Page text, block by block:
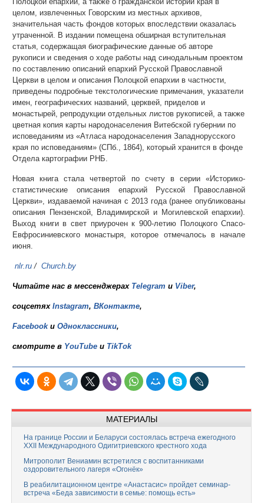
целом, извлеченных Говорским из местных архивов,
значительная часть фондов которых впоследствии оказалась
утраченной. В издании помещена обширная вступительная
статья, содержащая биографические данные об авторе
рукописи и сведения о ходе работы над синодальным проектом
по составлению описаний епархий Русской Православной
Церкви в целом и описания Полоцкой епархии в частности,
приведены подробные текстологические примечания, указатели
имен, географических названий, церквей, приделов и
монастырей, репродукции отдельных листов рукописей, а также
цветная копия карты народонаселения Витебской губернии по
исповеданиям из «Атласа народонаселения Западнорусского
края по исповеданиям» (СПб., 1864), который хранится в фонде
Отдела картографии РНБ.
Новая книга стала четвертой по счету в серии «Историко-
статистические описания епархий Русской Православной
Церкви», издаваемой начиная с 2013 года (ранее опубликованы
описания Пензенской, Владимирской и Могилевской епархии).
Выход книги в свет приурочен к 900-летию Полоцкого Спасо-
Евфросиниевского монастыря, которое отмечалось в начале
июня.
nlr.ru / Church.by
Читайте нас в мессенджерах Telegram и Viber,
соцсетях Instagram, ВКонтакте,
Facebookи Одноклассники,
смотрите в YouTube и TikTok
МАТЕРИАЛЫ
На границе России и Беларуси состоялась встреча ежегодного
XXII Международного Одигитриевского крестного хода
Митрополит Вениамин встретился с воспитанниками
оздоровительного лагеря «Огонёк»
В реабилитационном центре «Анастасис» пройдет семинар-
встреча «Беда зависимости в семье: помощь есть»